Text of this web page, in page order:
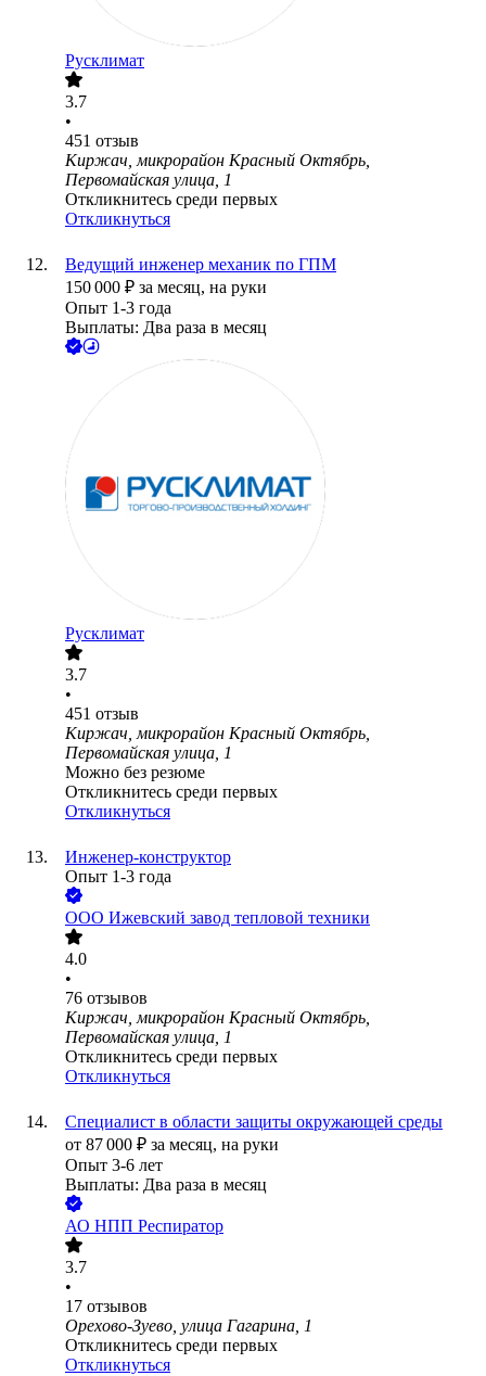
Русклимат
3.7
•
451 отзыв
Киржач, микрорайон Красный Октябрь,
Первомайская улица, 1
Откликнитесь среди первых
Откликнуться
Ведущий инженер механик по ГПМ
150 000 ₽ за месяц, на руки
Опыт 1-3 года
Выплаты: Два раза в месяц
Русклимат
3.7
•
451 отзыв
Киржач, микрорайон Красный Октябрь,
Первомайская улица, 1
Можно без резюме
Откликнитесь среди первых
Откликнуться
Инженер-конструктор
Опыт 1-3 года
ООО Ижевский завод тепловой техники
4.0
•
76 отзывов
Киржач, микрорайон Красный Октябрь,
Первомайская улица, 1
Откликнитесь среди первых
Откликнуться
Специалист в области защиты окружающей среды
от 87 000 ₽ за месяц, на руки
Опыт 3-6 лет
Выплаты: Два раза в месяц
АО НПП Респиратор
3.7
•
17 отзывов
Орехово-Зуево, улица Гагарина, 1
Откликнитесь среди первых
Откликнуться